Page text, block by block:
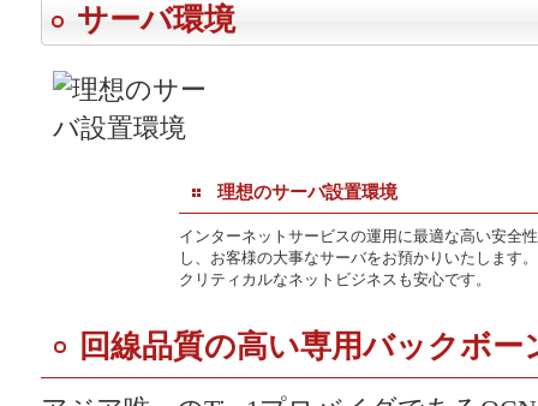
サーバ環境
理想のサーバ設置環境
インターネットサービスの運用に最適な高い安全
し、お客様の大事なサーバをお預かりいたします
クリティカルなネットビジネスも安心です。
回線品質の高い専用バックボー